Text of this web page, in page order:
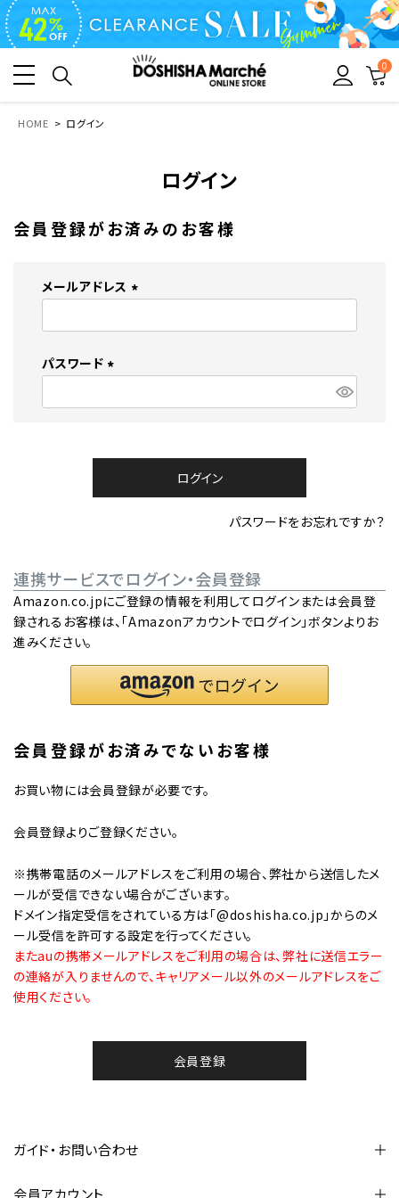
0
HOME ログイン
ログイン
会員登録がお済みのお客様
メールアドレス
必
パスワード
必
ログイン
パスワードをお忘れですか？
連携サービスでログイン・会員登録
Amazon.co.jpにご登録の情報を利用してログインまたは会員登
録されるお客様は、「Amazonアカウントでログイン」ボタンよりお
進みください。
会員登録がお済みでないお客様
お買い物には会員登録が必要です。
会員登録よりご登録ください。
※携帯電話のメールアドレスをご利用の場合、弊社から送信したメ
ールが受信できない場合がございます。
ドメイン指定受信をされている方は「@doshisha.co.jp」からのメ
ール受信を許可する設定を行ってください。
またauの携帯メールアドレスをご利用の場合は、弊社に送信エラー
の連絡が入りませんので、キャリアメール以外のメールアドレスをご
使用ください。
会員登録
ガイド・お問い合わせ
会員アカウント